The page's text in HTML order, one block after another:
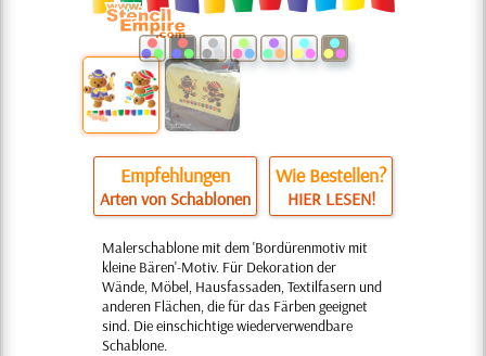
Empfehlungen
Arten von Schablonen
Wie Bestellen?
HIER LESEN!
Malerschablone mit dem 'Bordürenmotiv mit
kleine Bären'-Motiv. Für Dekoration der
Wände, Möbel, Hausfassaden, Textilfasern und
anderen Flächen, die für das Färben geeignet
sind. Die einschichtige wiederverwendbare
Schablone.